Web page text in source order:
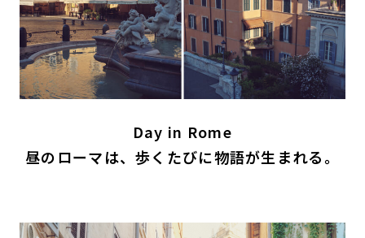
Day in Rome
昼のローマは、歩くたびに物語が生まれる。